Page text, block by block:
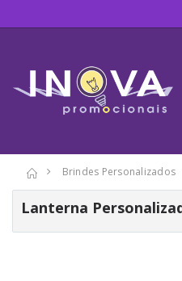
Brindes Personalizados
Lanterna